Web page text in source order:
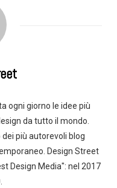
ogni giorno le idee più
da tutto il mondo.
più autorevoli blog
Design Street
Design Media": nel 2017